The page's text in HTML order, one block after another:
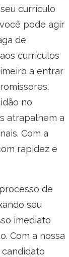
currículo
pode agir
de
currículos
a entrar
no
atrapalhem a
Com a
rapidez e
de
seu
imediato
Com a nossa